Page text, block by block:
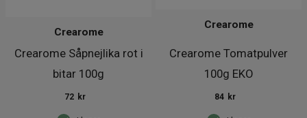
Crearome Såpnejlika rot i
bitar 100g
Crearome
72 kr
Crearome Tomatpulver
100g EKO
Crearome
84 kr